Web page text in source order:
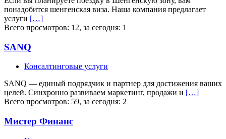
понадобится шенгенская виза. Наша компания предлагает
услуги […]
Всего просмотров: 12, за сегодня: 1
SANQ
Консалтинговые услуги
SANQ — единый подрядчик и партнер для достижения ваших
целей. Синхронно развиваем маркетинг, продажи и […]
Всего просмотров: 59, за сегодня: 2
Мистер Финанс